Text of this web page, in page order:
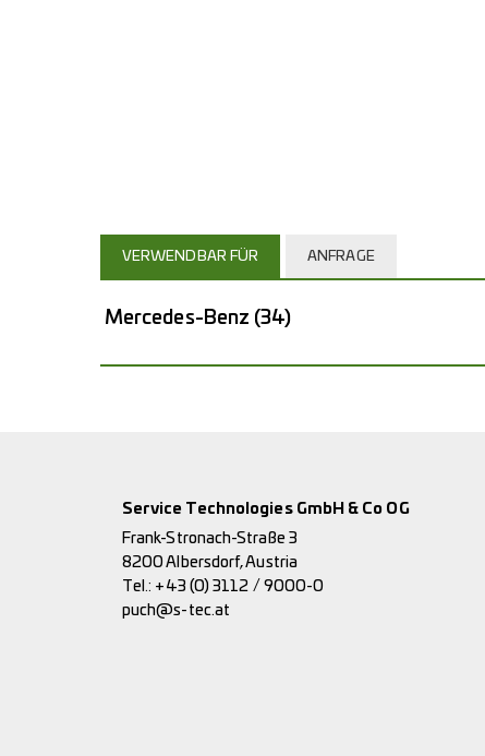
VERWENDBAR FÜR ANFRAGE
Mercedes-Benz (34)
Service Technologies GmbH & Co OG
Frank-Stronach-Straße 3
8200 Albersdorf, Austria
Tel.: +43 (0) 3112 / 9000-0
puch@s-tec.at